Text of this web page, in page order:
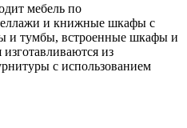
мебель по
и книжные шкафы с
и тумбы, встроенные шкафы и
из
с использованием